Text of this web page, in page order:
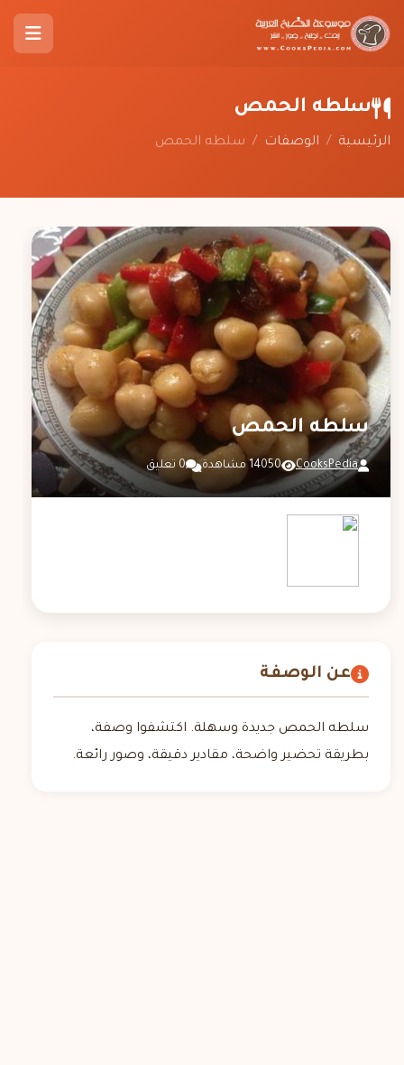
سلطه الحمص
الرئيسية / الوصفات / سلطه الحمص
سلطه الحمص
CooksPedia 14050 مشاهدة 0 تعليق
عن الوصفة
سلطه الحمص جديدة وسهلة. اكتشفوا وصفة،
بطريقة تحضير واضحة، مقادير دقيقة، وصور رائعة.